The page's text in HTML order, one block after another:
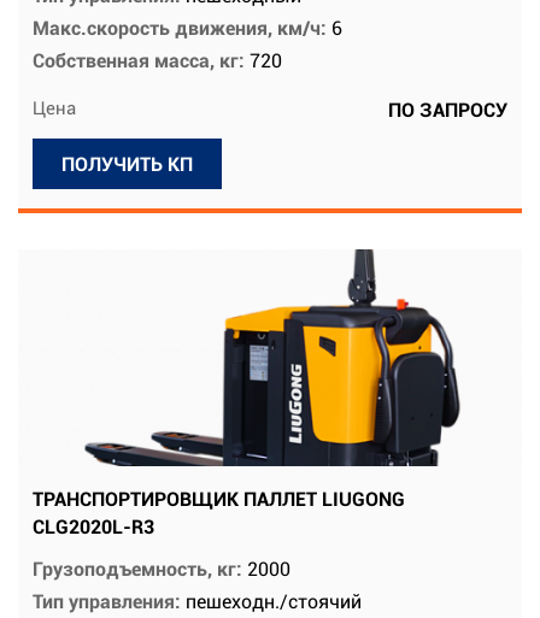
Макс.скорость движения, км/ч: 6
Собственная масса, кг: 720
Цена ПО ЗАПРОСУ
ПОЛУЧИТЬ КП
ТРАНСПОРТИРОВЩИК ПАЛЛЕТ LIUGONG
CLG2020L-R3
Грузоподъемность, кг: 2000
Тип управления: пешеходн./стоячий